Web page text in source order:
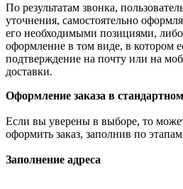
По результатам звонка,
уточнения, самостоятельно
его необходимыми позициями, либо
оформление в том виде, в котором
подтверждение на почту или на
доставки.
Оформление заказа в
Если вы уверены в выборе, то
оформить заказ, заполнив по
Заполнение адреса